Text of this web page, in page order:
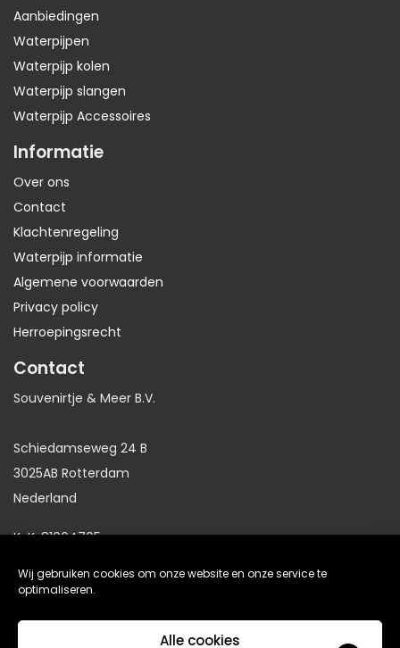
Wij gebruiken cookies om onze website en onze service te
optimaliseren.
Alle cookies
Aanbiedingen
Waterpijpen
Waterpijp kolen
Waterpijp slangen
Waterpijp Accessoires
Informatie
Over ons
Contact
Klachtenregeling
Waterpijp informatie
Algemene voorwaarden
Privacy policy
Herroepingsrecht
Contact
Souvenirtje & Meer B.V.
Schiedamseweg 24 B
3025AB Rotterdam
Nederland
KvK: 81064705